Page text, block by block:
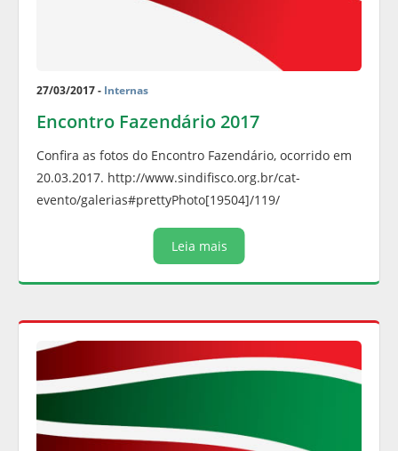
27/03/2017 - Internas
Encontro Fazendário 2017
Confira as fotos do Encontro Fazendário, ocorrido em
20.03.2017. http://www.sindifisco.org.br/cat-
evento/galerias#prettyPhoto[19504]/119/
Leia mais